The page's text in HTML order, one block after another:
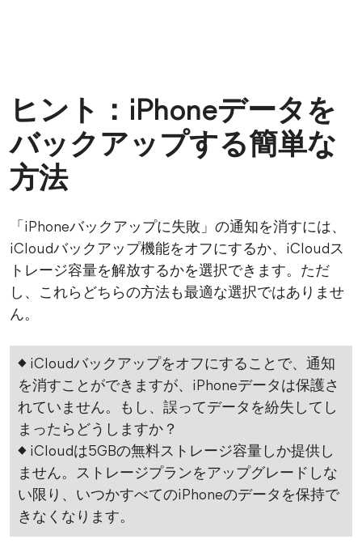
ヒント：iPhoneデータを
バックアップする簡単な
方法
「iPhoneバックアップに失敗」の通知を消すには、
iCloudバックアップ機能をオフにするか、iCloudス
トレージ容量を解放するかを選択できます。ただ
し、これらどちらの方法も最適な選択ではありませ
ん。
◆ iCloudバックアップをオフにすることで、通知
を消すことができますが、iPhoneデータは保護さ
れていません。もし、誤ってデータを紛失してし
まったらどうしますか？
◆ iCloudは5GBの無料ストレージ容量しか提供し
ません。ストレージプランをアップグレードしな
い限り、いつかすべてのiPhoneのデータを保持で
きなくなります。